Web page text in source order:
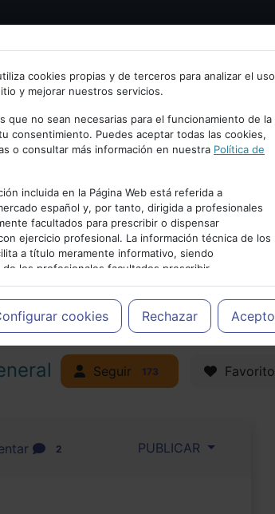
a psiquiatria.com
con tu email.
Cancelar
cookies propias y de terceros para analizar el uso
y mejorar nuestros servicios.
que no sean necesarias para el funcionamiento de la
consentimiento. Puedes aceptar todas las cookies,
o consultar más información en nuestra Política de
incluida en la Página Web está referida a
español y, por tanto, dirigida a profesionales
facultados para prescribir o dispensar
ejercicio profesional. La información técnica de los
a título meramente informativo, siendo
de los profesionales facultados prescribir
decidir, en cada caso concreto, el tratamiento más
del paciente.
cookies Rechazar Acepto
PUBLICIDAD
Seguir 173 Favorito
2 PUBLICAR